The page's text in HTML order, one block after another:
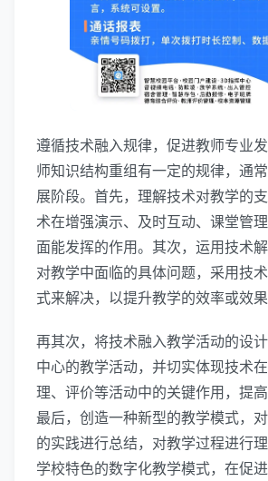
遵循技术融入规律，促进教师专业
师知识结构重组有一定的规律，通
展阶段。首先，理解技术对教学的
术在增强演示、及时互动、课堂管
面能发挥的作用。其次，运用技术
对教学中面临的具体问题，采用技
式来解决，以提升教学的效率或效果
再其次，将技术融入教学活动的设
中心的教学活动，并切实体现技术
理、评价等活动中的关键作用，提高
最后，创造一种新型的教学模式，
的实践进行总结，对教学过程进行
学校特色的数字化教学模式，在促